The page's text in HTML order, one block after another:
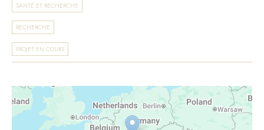
SANTÉ ET RECHERCHE
RECHERCHE
PROJET EN COURS